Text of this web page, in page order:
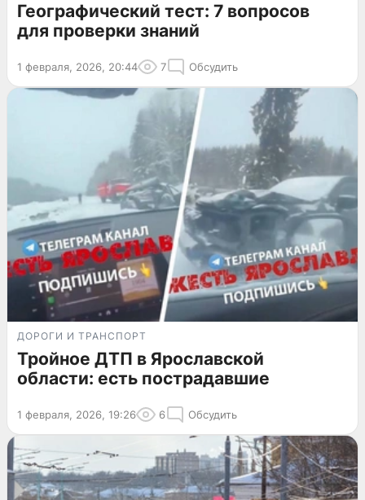
Географический тест: 7 вопросов
для проверки знаний
1 февраля, 2026, 20:44 7 Обсудить
ДОРОГИ И ТРАНСПОРТ
Тройное ДТП в Ярославской
области: есть пострадавшие
1 февраля, 2026, 19:26 6 Обсудить